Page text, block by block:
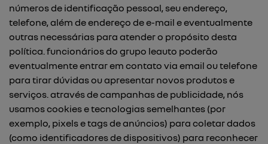
números de identificação pessoal, seu endereço,
telefone, além de endereço de e-mail e eventualmente
outras necessárias para atender o propósito desta
política. funcionários do grupo leauto poderão
eventualmente entrar em contato via email ou telefone
para tirar dúvidas ou apresentar novos produtos e
serviços. através de campanhas de publicidade, nós
usamos cookies e tecnologias semelhantes (por
exemplo, pixels e tags de anúncios) para coletar dados
(como identificadores de dispositivos) para reconhecer